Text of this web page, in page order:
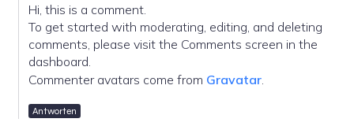
Hi, this is a comment.
To get started with moderating, editing, and deleting
comments, please visit the Comments screen in the
dashboard.
Commenter avatars come from Gravatar
Antworten